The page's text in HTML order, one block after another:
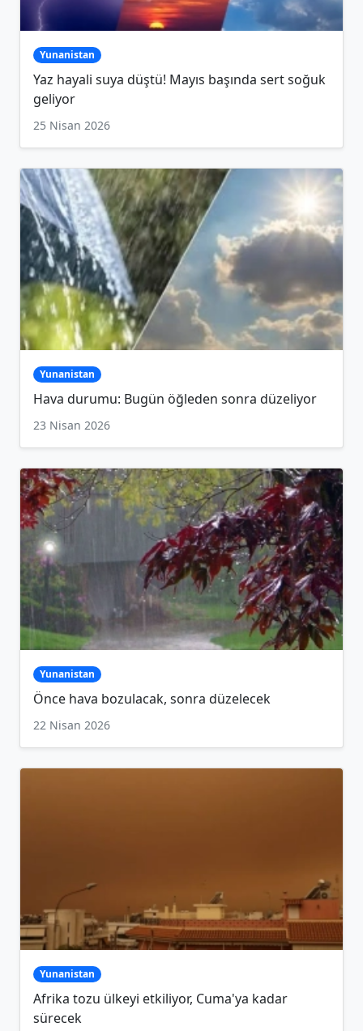
Yunanistan
Yaz hayali suya düştü! Mayıs başında sert soğuk
geliyor
25 Nisan 2026
Yunanistan
Hava durumu: Bugün öğleden sonra düzeliyor
23 Nisan 2026
Yunanistan
Önce hava bozulacak, sonra düzelecek
22 Nisan 2026
Yunanistan
Afrika tozu ülkeyi etkiliyor, Cuma'ya kadar
sürecek